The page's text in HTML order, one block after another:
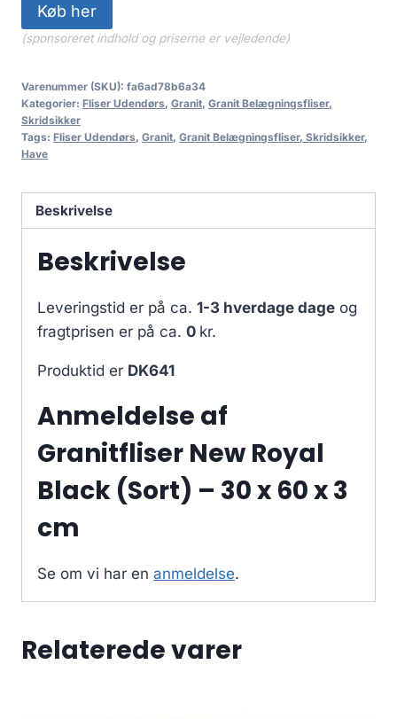
Køb her
(sponsoreret indhold og priserne er vejledende)
Varenummer (SKU): fa6ad78b6a34
Kategorier: Fliser Udendørs, Granit, Granit Belægningsfliser,
Skridsikker
Tags: Fliser Udendørs, Granit, Granit Belægningsfliser, Skridsikker,
Have
Beskrivelse
Beskrivelse
Leveringstid er på ca. 1-3 hverdage dage og
fragtprisen er på ca. 0 kr.
Produktid er DK641
Anmeldelse af
Granitfliser New Royal
Black (Sort) – 30 x 60 x 3
cm
Se om vi har en anmeldelse.
Relaterede varer